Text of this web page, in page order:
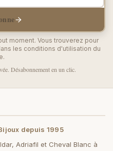
moment. Vous trouverez pour
les conditions d'utilisation du
Désabonnement en un clic.
depuis 1995
Adriafil et Cheval Blanc à